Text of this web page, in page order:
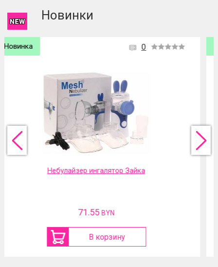
Новинки
0
Новинка
Фильтр-насадка на кран
31.13BYN
В корзину